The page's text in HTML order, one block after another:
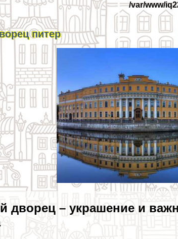
/var/www/
питер
дворец – украшение и